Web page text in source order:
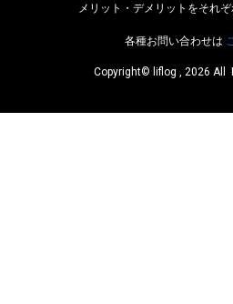
メリット・デメリットをそれぞ
各種お問い合わせは
Copyright© liflog , 2026 All